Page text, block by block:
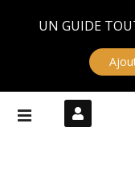
UN GUIDE